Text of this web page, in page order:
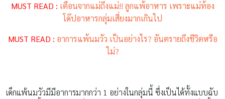
MUST READ : เตือนจากแม่ถึงแม่!! ลูกแพ้อาหาร เพราะแม่ท้อง
โด๊ปอาหารกลุ่มเสี่ยงมากเกินไป
MUST READ : อาการแพ้นมวัว เป็นอย่างไร? อันตรายถึงชีวิตหรือ
ไม่?
เด็กแพ้นมวัวมีมีอาการมากกว่า 1 อย่างในกลุ่มนี้ ซึ่งเป็นได้ทั้งแบบฉับ